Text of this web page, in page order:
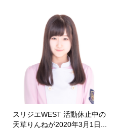
スリジエWEST 活動休止中の
天草りんねが2020年3月1日...